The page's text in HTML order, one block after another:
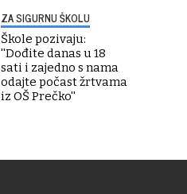
ZA SIGURNU ŠKOLU
Škole pozivaju:
''Dođite danas u 18
sati i zajedno s nama
odajte počast žrtvama
iz OŠ Prečko''